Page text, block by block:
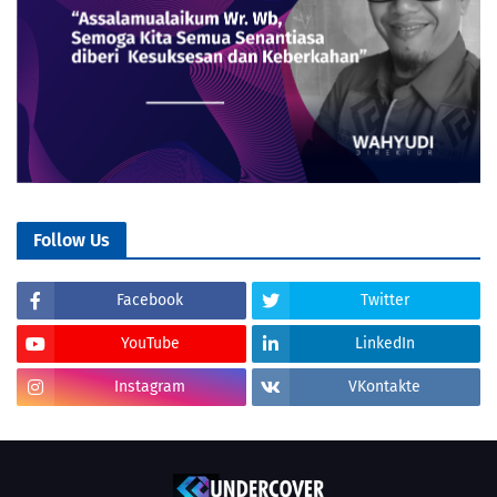
Follow Us
Facebook Twitter
YouTube LinkedIn
Instagram VKontakte